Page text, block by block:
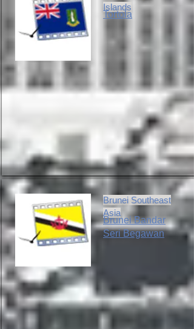
Islands
Tortola
Brunei Southeast
Asia
Brunei Bandar
Seri Begawan